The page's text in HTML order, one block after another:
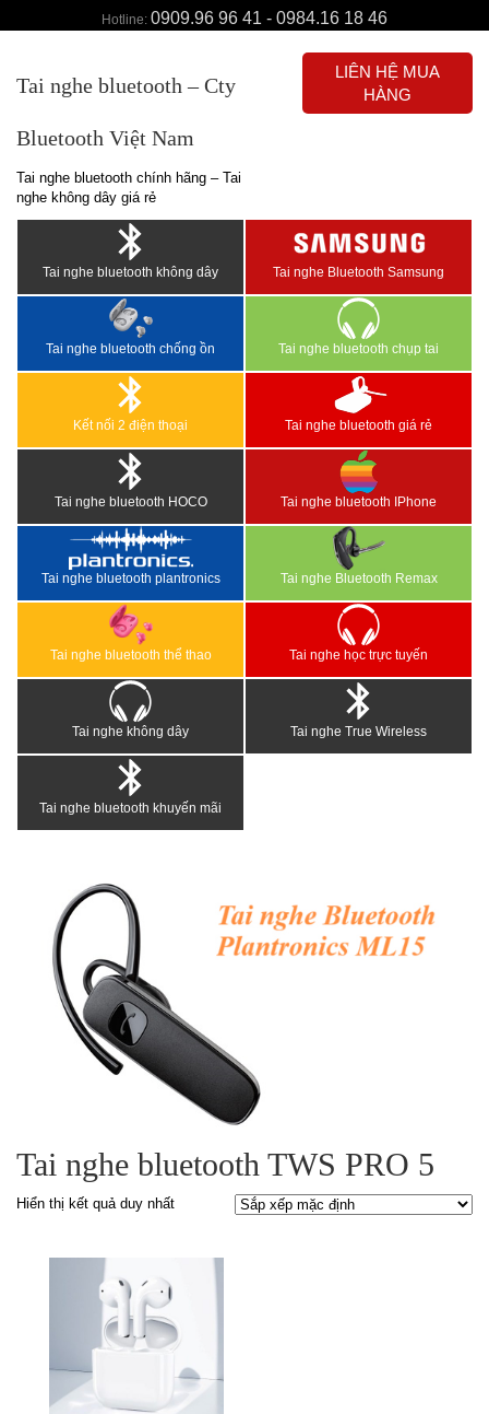
Hotline: 0909.96 96 41 - 0984.16 18 46
Tai nghe bluetooth – Cty
Bluetooth Việt Nam
Tai nghe bluetooth chính hãng – Tai
nghe không dây giá rẻ
LIÊN HỆ MUA
HÀNG
Tai nghe bluetooth không dây Tai nghe Bluetooth Samsung
Tai nghe bluetooth chống ồn Tai nghe bluetooth chụp tai
Kết nối 2 điện thoại Tai nghe bluetooth giá rẻ
Tai nghe bluetooth HOCO Tai nghe bluetooth IPhone
Tai nghe bluetooth plantronics Tai nghe Bluetooth Remax
Tai nghe bluetooth thể thao Tai nghe học trực tuyến
Tai nghe không dây Tai nghe True Wireless
Tai nghe bluetooth khuyến mãi
Tai nghe bluetooth TWS PRO 5
Hiển thị kết quả duy nhất